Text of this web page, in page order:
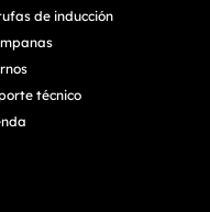
de inducción
técnico